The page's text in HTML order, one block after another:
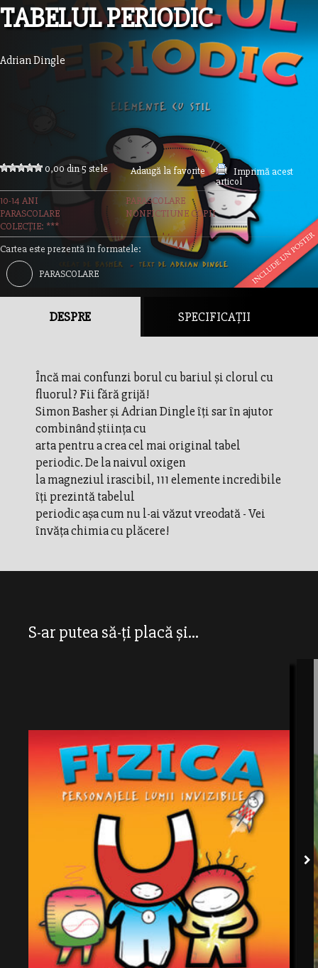
TABELUL PERIODIC
Adrian Dingle
0,00 din 5 stele Adaugă la favorite
Imprimă acest
articol
10-14 ANI
PARASCOLARE
PARASCOLARE
NONFICTIUNE COPII
COLECȚIE: ***
Cartea este prezentă în formatele:
PARASCOLARE
DESPRE SPECIFICAȚII
Încă mai confunzi borul cu bariul şi clorul cu
fluorul? Fii fără grijă!
Simon Basher şi Adrian Dingle îţi sar în ajutor
combinând ştiinţa cu
arta pentru a crea cel mai original tabel
periodic. De la naivul oxigen
la magneziul irascibil, 111 elemente incredibile
îţi prezintă tabelul
periodic aşa cum nu l-ai văzut vreodată - Vei
învăţa chimia cu plăcere!
S-ar putea să-ți placă și...